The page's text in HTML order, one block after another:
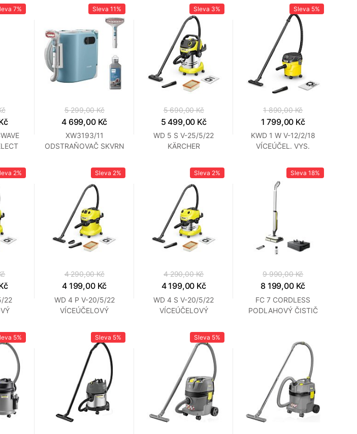
7% Sleva 11%
5 299,00 Kč
4 699,00 Kč
XW3193/11
ODSTRAŇOVAČ SKVRN
Sleva 3%
5 690,00 Kč
5 499,00 Kč
WD 5 S V-25/5/22
KÄRCHER
Sleva 5%
1 890,00 Kč
1 799,00 Kč
KWD 1 W V-12/2/18
VÍCEÚČEL. VYS.
2%
22
Sleva 2%
4 290,00 Kč
4 199,00 Kč
WD 4 P V-20/5/22
VÍCEÚČELOVÝ
Sleva 2%
4 290,00 Kč
4 199,00 Kč
WD 4 S V-20/5/22
VÍCEÚČELOVÝ
Sleva 18%
9 990,00 Kč
8 199,00 Kč
FC 7 CORDLESS
PODLAHOVÝ ČISTIČ
5% Sleva 5% Sleva 5%